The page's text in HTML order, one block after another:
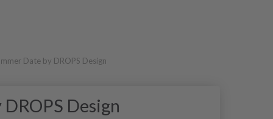
Date by DROPS Design
Design